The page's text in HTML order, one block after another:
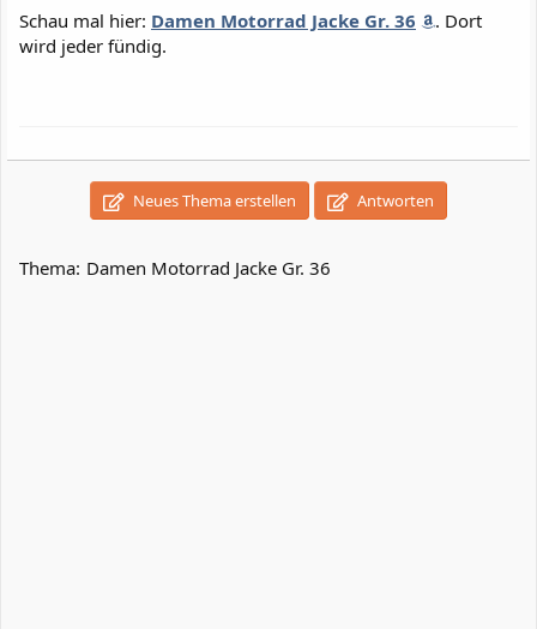
Schau mal hier: Damen Motorrad Jacke Gr. 36
. Dort
wird jeder fündig.
Neues Thema erstellen Antworten
Thema: Damen Motorrad Jacke Gr. 36